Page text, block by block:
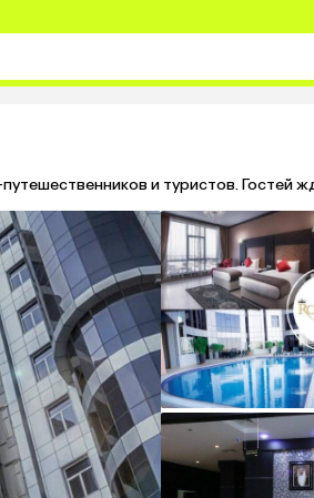
и туристов. Гостей